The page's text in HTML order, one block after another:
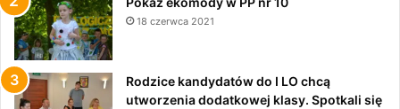
18 czerwca 2021
Rodzice kandydatów do I LO chcą
utworzenia dodatkowej klasy. Spotkali się